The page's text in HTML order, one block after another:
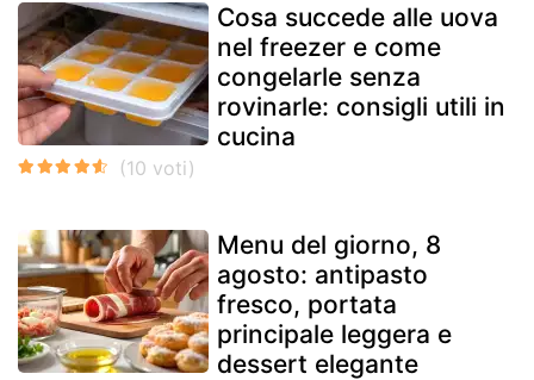
Cosa succede alle uova
nel freezer e come
congelarle senza
rovinarle: consigli utili in
cucina
Menu del giorno, 8
agosto: antipasto
fresco, portata
principale leggera e
dessert elegante